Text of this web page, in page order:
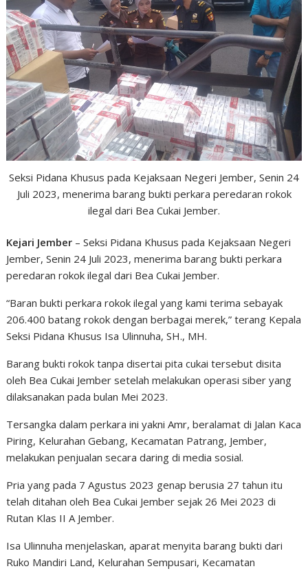
Seksi Pidana Khusus pada Kejaksaan Negeri Jember, Senin 24
Juli 2023, menerima barang bukti perkara peredaran rokok
ilegal dari Bea Cukai Jember.
Kejari Jember – Seksi Pidana Khusus pada Kejaksaan Negeri
Jember, Senin 24 Juli 2023, menerima barang bukti perkara
peredaran rokok ilegal dari Bea Cukai Jember.
“Baran bukti perkara rokok ilegal yang kami terima sebayak
206.400 batang rokok dengan berbagai merek,” terang Kepala
Seksi Pidana Khusus Isa Ulinnuha, SH., MH.
Barang bukti rokok tanpa disertai pita cukai tersebut disita
oleh Bea Cukai Jember setelah melakukan operasi siber yang
dilaksanakan pada bulan Mei 2023.
Tersangka dalam perkara ini yakni Amr, beralamat di Jalan Kaca
Piring, Kelurahan Gebang, Kecamatan Patrang, Jember,
melakukan penjualan secara daring di media sosial.
Pria yang pada 7 Agustus 2023 genap berusia 27 tahun itu
telah ditahan oleh Bea Cukai Jember sejak 26 Mei 2023 di
Rutan Klas II A Jember.
Isa Ulinnuha menjelaskan, aparat menyita barang bukti dari
Ruko Mandiri Land, Kelurahan Sempusari, Kecamatan